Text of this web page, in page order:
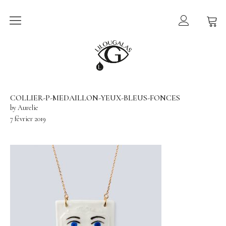
LILOU GALASCollection
Lucie
Bijoux
Tout voir
Collier
Boucle d’oreille
COLLIER-P-MEDAILLON-YEUX-BLEUS-FONCES
by Aurelie
7 février 2019